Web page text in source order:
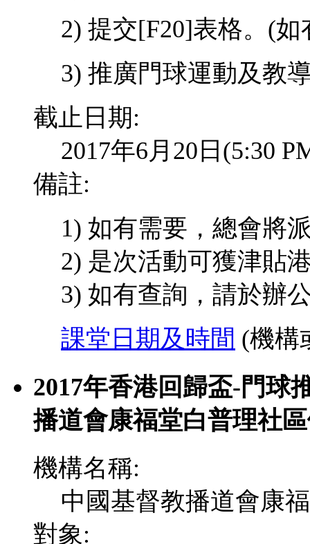
2) 提交[F20]表格。 (如
3) 推廣門球運動及教
截止日期:
2017年6月20日(5:30
備註:
1) 如有需要，總會將
2) 是次活動可獲津貼
3) 如有查詢，請於辦
課堂日期及時間 (機構
2017年香港回歸盃-門球
播道會康福堂白普理社
機構名稱:
中國基督教播道會康
對象: